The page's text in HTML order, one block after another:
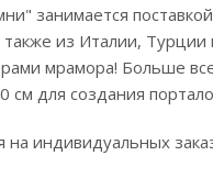
занимается
из Италии,
мрамора! Больше
см для создания
индивидуальных